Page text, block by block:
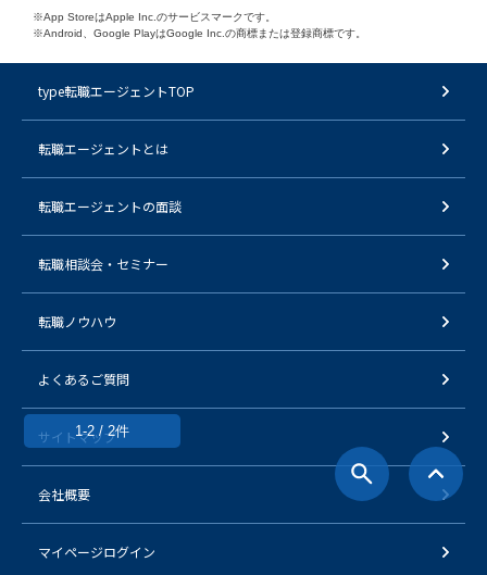
1-2 / 2件
※App StoreはApple Inc.のサービスマークです。
※Android、Google PlayはGoogle Inc.の商標または登録商標です。
type転職エージェントTOP
転職エージェントとは
転職エージェントの面談
転職相談会・セミナー
転職ノウハウ
よくあるご質問
サイトマップ
会社概要
マイページログイン